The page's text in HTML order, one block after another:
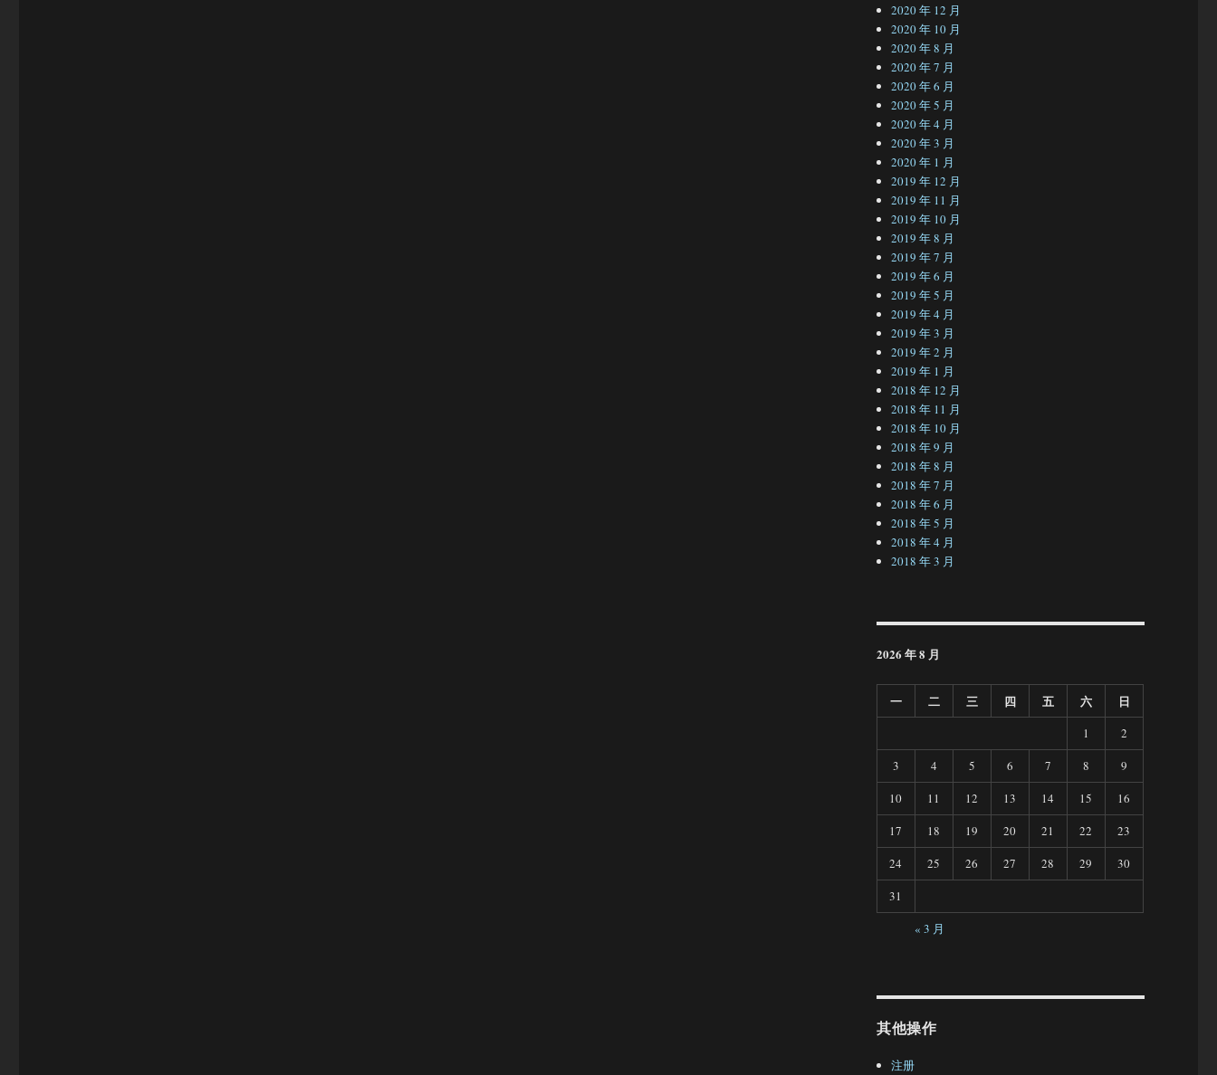
2020 年 12 月
2020 年 10 月
2020 年 8 月
2020 年 7 月
2020 年 6 月
2020 年 5 月
2020 年 4 月
2020 年 3 月
2020 年 1 月
2019 年 12 月
2019 年 11 月
2019 年 10 月
2019 年 8 月
2019 年 7 月
2019 年 6 月
2019 年 5 月
2019 年 4 月
2019 年 3 月
2019 年 2 月
2019 年 1 月
2018 年 12 月
2018 年 11 月
2018 年 10 月
2018 年 9 月
2018 年 8 月
2018 年 7 月
2018 年 6 月
2018 年 5 月
2018 年 4 月
2018 年 3 月
2026 年 8 月
一 二 三 四 五 六 日
1
2
3
4 5 6 7 8
9
10
11 12 13 14 15
16
17
18 19 20 21 22
23
24
25 26 27 28 29
30
31
« 3 月
其他操作
注册